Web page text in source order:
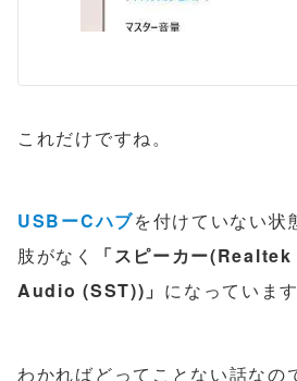
これだけですね。
USBーCハブを付けていない状
肢がなく
「スピーカー
Audio (SST))」 になっています
わかればどってことない話なの